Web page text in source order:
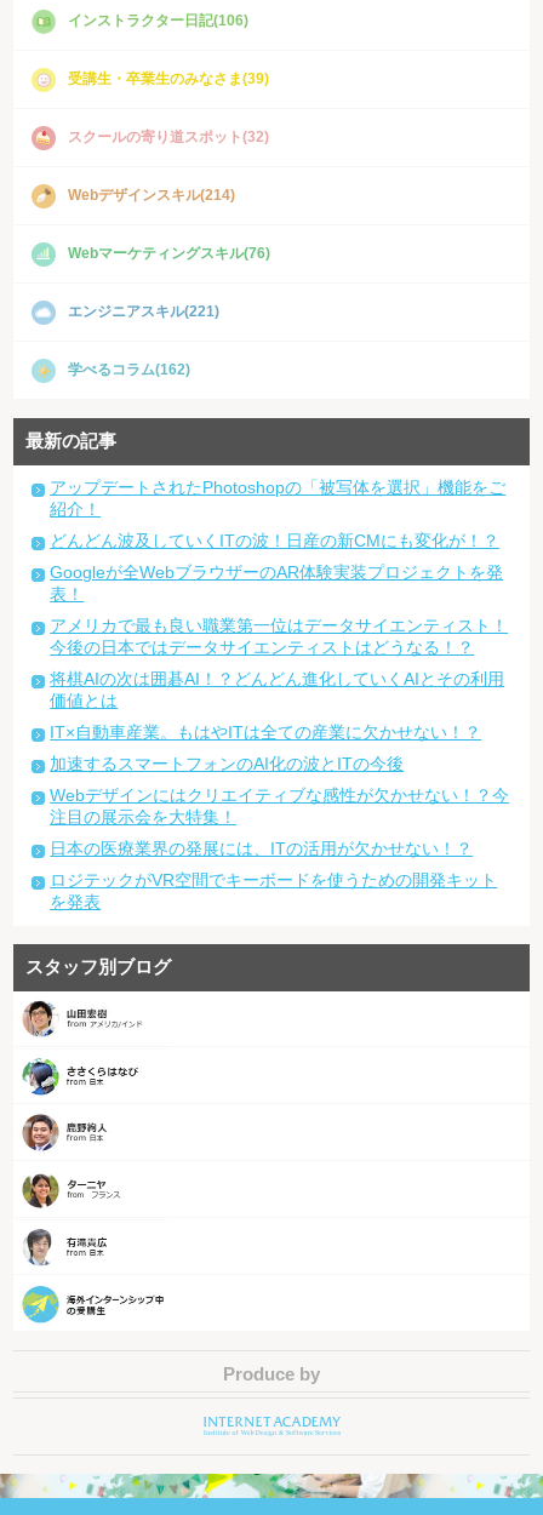
インストラクター日記(106)
受講生・卒業生のみなさま(39)
スクールの寄り道スポット(32)
Webデザインスキル(214)
Webマーケティングスキル(76)
エンジニアスキル(221)
学べるコラム(162)
最新の記事
アップデートされたPhotoshopの「被写体を選択」機能をご
紹介！
どんどん波及していくITの波！日産の新CMにも変化が！？
Googleが全WebブラウザーのAR体験実装プロジェクトを発
表！
アメリカで最も良い職業第一位はデータサイエンティスト！
今後の日本ではデータサイエンティストはどうなる！？
将棋AIの次は囲碁AI！？どんどん進化していくAIとその利用
価値とは
IT×自動車産業。もはやITは全ての産業に欠かせない！？
加速するスマートフォンのAI化の波とITの今後
Webデザインにはクリエイティブな感性が欠かせない！？今
注目の展示会を大特集！
日本の医療業界の発展には、ITの活用が欠かせない！？
ロジテックがVR空間でキーボードを使うための開発キット
を発表
スタッフ別ブログ
Produce by